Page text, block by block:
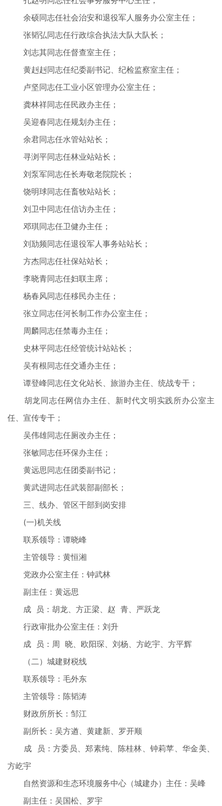
余硕同志任社会治安和退役军人服务办公室主任；
张韬弘同志任行政综合执法大队大队长；
刘志其同志任督查室主任；
黄赳赳同志任纪委副书记、纪检监察室主任；
卢坚同志任工业小区管理办公室主任；
龚林祥同志任民政办主任；
吴迎春同志任规划办主任；
余君同志任水管站站长；
寻浏平同志任林业站站长；
刘泵军同志任长寿敬老院院长；
饶明球同志任畜牧站站长；
刘卫中同志任信访办主任；
邓琪同志任卫健办主任；
刘劢频同志任退役军人事务站站长；
方杰同志任社保站站长；
李晓青同志任妇联主席；
杨春风同志任移民办主任；
张立同志任河长制工作办公室主任；
周麟同志任禁毒办主任；
史林平同志任经管统计站站长；
吴有根同志任交通办主任；
谭登峰同志任文化站长、旅游办主任、统战专干；
胡龙同志任网信办主任、新时代文明实践所办公室主
任、宣传专干；
吴伟雄同志任厕改办主任；
张敏同志任环保办主任；
黄远思同志任团委副书记；
黄武进同志任武装部副部长；
三、线办、管区干部到岗安排
(一)机关线
联系领导：谭晓峰
主管领导：黄恒湘
党政办公室主任：钟武林
副主任：黄远思
成 员：胡龙、方正梁、赵 青、严跃龙
行政审批办公室主任：刘升
成 员：周 晓、欧阳琛、刘杨、方屹宇、方平辉
（二）城建财税线
联系领导：毛外东
主管领导：陈韬涛
财政所所长：邹江
副所长：吴方遒、黄建新、罗开顺
成 员：方委员、郑素纯、陈桂林、钟莉苹、华金美、
方屹宇
自然资源和生态环境服务中心（城建办）主任：吴峰
副主任：吴国松、罗宇